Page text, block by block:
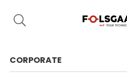
CORPORATE